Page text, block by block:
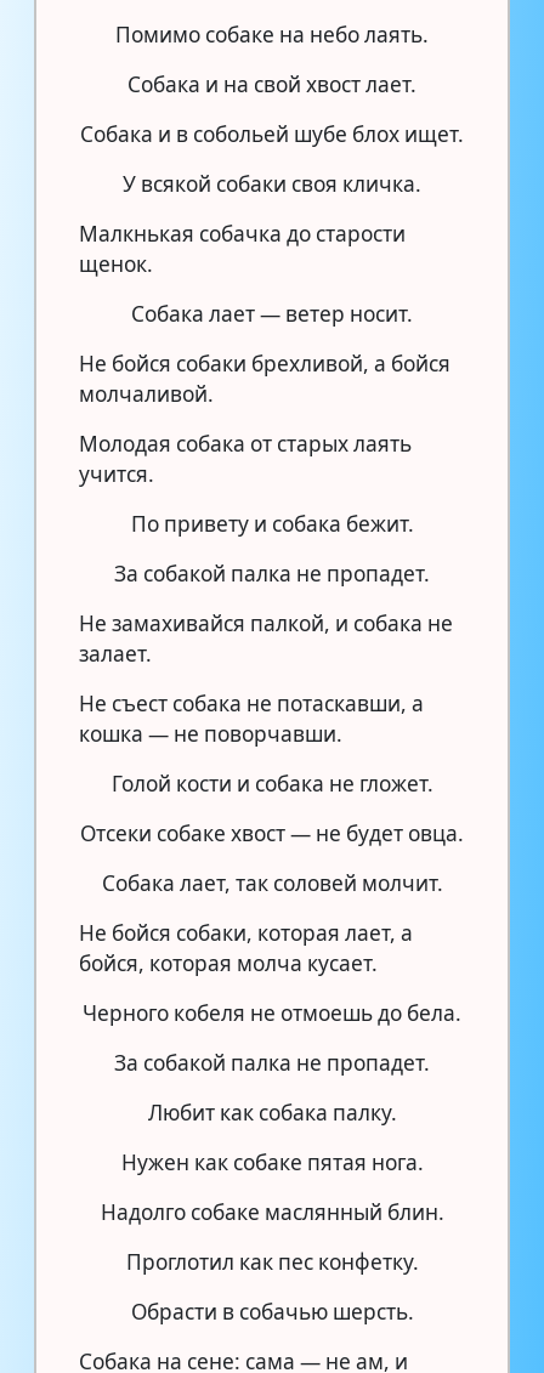
Помимо собаке на небо лаять.
Собака и на свой хвост лает.
Собака и в собольей шубе блох ищет.
У всякой собаки своя кличка.
Малкнькая собачка до старости
щенок.
Собака лает — ветер носит.
Не бойся собаки брехливой, а бойся
молчаливой.
Молодая собака от старых лаять
учится.
По привету и собака бежит.
За собакой палка не пропадет.
Не замахивайся палкой, и собака не
залает.
Не съест собака не потаскавши, а
кошка — не поворчавши.
Голой кости и собака не гложет.
Отсеки собаке хвост — не будет овца.
Собака лает, так соловей молчит.
Не бойся собаки, которая лает, а
бойся, которая молча кусает.
Черного кобеля не отмоешь до бела.
За собакой палка не пропадет.
Любит как собака палку.
Нужен как собаке пятая нога.
Надолго собаке маслянный блин.
Проглотил как пес конфетку.
Обрасти в собачью шерсть.
Собака на сене: сама — не ам, и